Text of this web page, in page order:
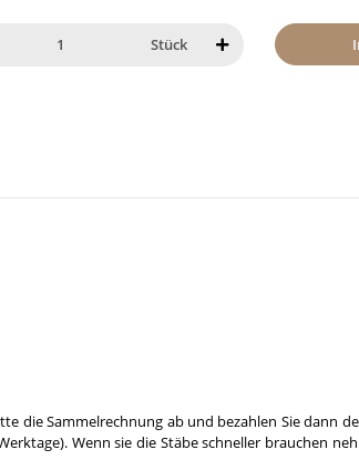
Stück
die Sammelrechnung ab und bezahlen Sie dann
Wenn sie die Stäbe schneller brauchen